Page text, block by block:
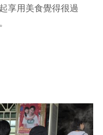
享用美食覺得很過